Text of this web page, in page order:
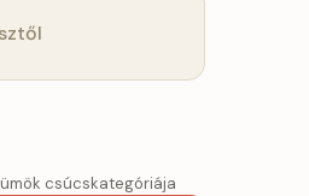
csúcskategóriája